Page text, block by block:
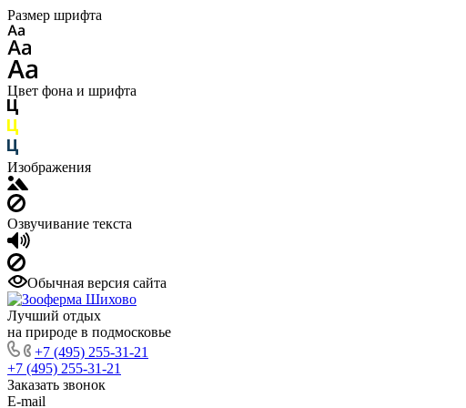
Размер шрифта
Цвет фона и шрифта
Изображения
Озвучивание текста
Обычная версия сайта
Лучший отдых
на природе в подмосковье
+7 (495) 255-31-21
+7 (495) 255-31-21
Заказать звонок
E-mail